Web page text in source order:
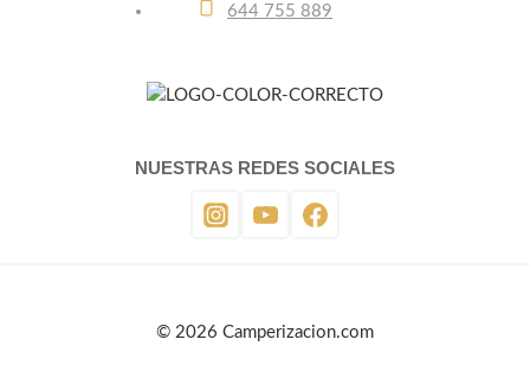
644 755 889
NUESTRAS REDES SOCIALES
© 2026 Camperizacion.com